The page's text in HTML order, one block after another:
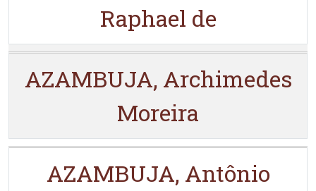
Raphael de
AZAMBUJA, Archimedes
Moreira
AZAMBUJA, Antônio